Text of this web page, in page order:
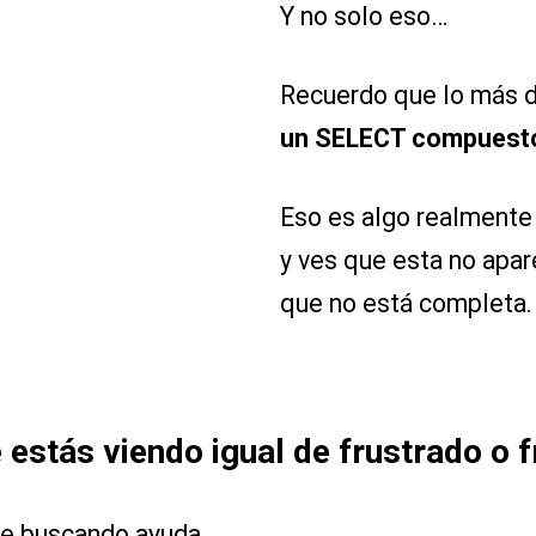
Y no solo eso…
Recuerdo que lo
un SELECT
Eso es algo
y ves que esta no
que no está completa.
estás viendo igual de frustrado o